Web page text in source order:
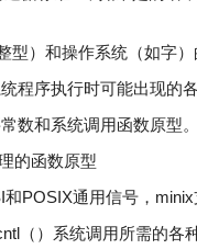
型）和操作系统（如字
程序执行时可能出现的
数和系统调用函数原型。
的函数原型
POSIX通用信号，
（）系统调用所需的